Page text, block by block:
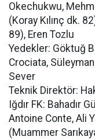
Okechukwu,
(Koray Kılınç dk.
89), Eren Tozlu
Yedekler: Göktuğ
Crociata,
Sever
Teknik Direktör:
Iğdır FK: Bahadır
Antoine Conte, Ali
(Muammer